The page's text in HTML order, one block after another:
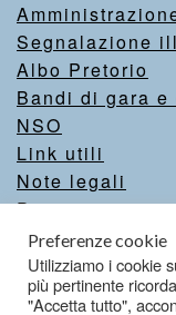
Segnalazione
Albo Pretorio
Bandi di gara e
NSO
Link utili
Note legali
Privacy
Intranet
Valutazione
Dichiarazione
Preferenze cookie
Utilizziamo i cookie
più pertinente
"Accetta tutto",